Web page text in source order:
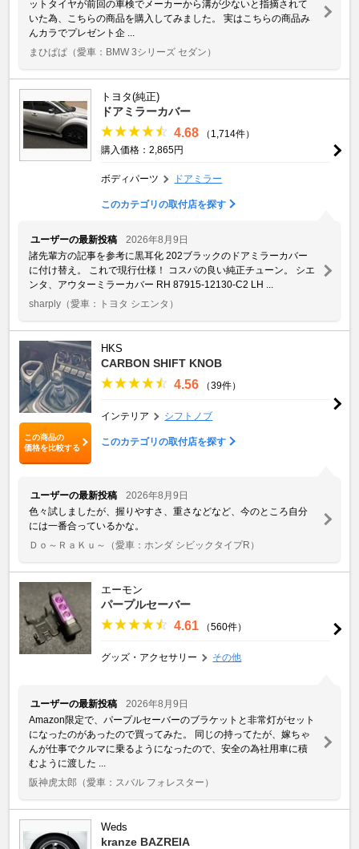
ットタイヤが前回の車検でメーカーから溝が少ないと指摘されて
いた為、こちらの商品を購入してみました。 実はこちらの商品み
んカラでプレゼント企 ...
まひぱぱ （愛車：BMW 3シリーズ セダン）
トヨタ(純正)
ドアミラーカバー
4.68
（1,714件）
購入価格：2,865円
ボディパーツ ドアミラー
このカテゴリの取付店を探す
ユーザーの最新投稿
2026年8月9日
諸先輩方の記事を参考に黒耳化 202ブラックのドアミラーカバー
に付け替え。 これで現行仕様！ コスパの良い純正チューン。 シエ
ンタ、アウターミラーカバー RH 87915-12130-C2 LH ...
sharply （愛車：トヨタ シエンタ）
この商品の
価格を比較する
HKS
CARBON SHIFT KNOB
4.56 （39件）
インテリア シフトノブ
このカテゴリの取付店を探す
ユーザーの最新投稿
2026年8月9日
色々試しましたが、握りやすさ、重さなどなど、今のところ自分
には一番合っているかな。
Ｄｏ～ＲａＫｕ～
（愛車：ホンダ シビックタイプR）
エーモン
パープルセーバー
4.61 （560件）
グッズ・アクセサリー その他
ユーザーの最新投稿
2026年8月9日
Amazon限定で、パープルセーバーのブラケットと非常灯がセット
になったのがあったので買ってみた。 同じの持ってたが、嫁ちゃ
んが仕事でクルマに乗るようになったので、安全の為社用車に積
むように渡した ...
阪神虎太郎 （愛車：スバル フォレスター）
Weds
kranze BAZREIA